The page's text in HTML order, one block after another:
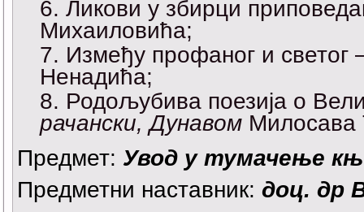
Ликови у збирци
Михаиловића;
Између профаног и светог
Ненадића;
Родољубива поезија о
рачански, Дунавом Милосава
Предмет: Увод у тумачење
Предметни наставник: доц. др